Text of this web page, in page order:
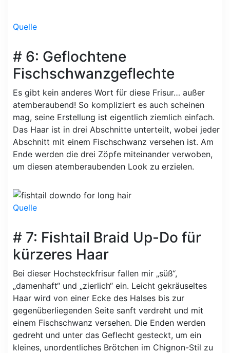
Quelle
# 6: Geflochtene
Fischschwanzgeflechte
Es gibt kein anderes Wort für diese Frisur… außer
atemberaubend! So kompliziert es auch scheinen
mag, seine Erstellung ist eigentlich ziemlich einfach.
Das Haar ist in drei Abschnitte unterteilt, wobei jeder
Abschnitt mit einem Fischschwanz versehen ist. Am
Ende werden die drei Zöpfe miteinander verwoben,
um diesen atemberaubenden Look zu erzielen.
Quelle
# 7: Fishtail Braid Up-Do für
kürzeres Haar
Bei dieser Hochsteckfrisur fallen mir „süß“,
„damenhaft“ und „zierlich“ ein. Leicht gekräuseltes
Haar wird von einer Ecke des Halses bis zur
gegenüberliegenden Seite sanft verdreht und mit
einem Fischschwanz versehen. Die Enden werden
gedreht und unter das Geflecht gesteckt, um ein
kleines, unordentliches Brötchen im Chignon-Stil zu